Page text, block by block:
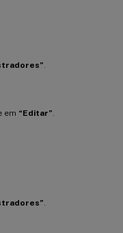
em “Editar”